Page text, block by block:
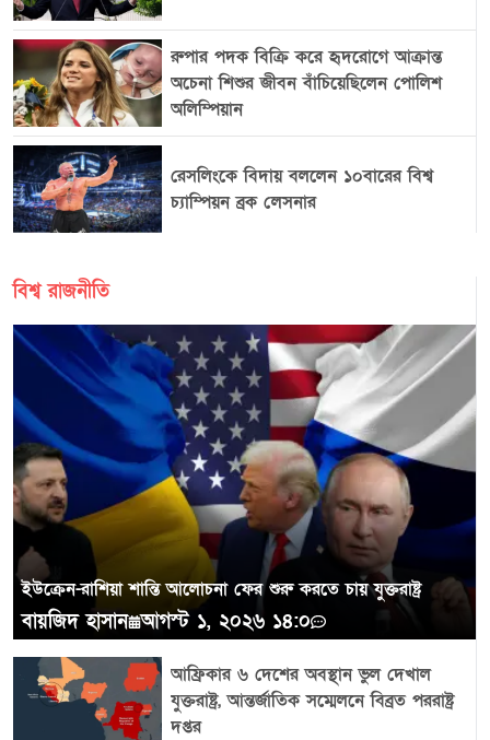
রুপার পদক বিক্রি করে হৃদরোগে আক্রান্ত
অচেনা শিশুর জীবন বাঁচিয়েছিলেন পোলিশ
অলিম্পিয়ান
রেসলিংকে বিদায় বললেন ১০বারের বিশ্ব
চ্যাম্পিয়ন ব্রক লেসনার
বিশ্ব রাজনীতি
ইউক্রেন-রাশিয়া শান্তি আলোচনা ফের শুরু করতে চায় যুক্তরাষ্ট্র
বায়জিদ হাসান আগস্ট ১, ২০২৬ ১৪:০
আফ্রিকার ৬ দেশের অবস্থান ভুল দেখাল
যুক্তরাষ্ট্র, আন্তর্জাতিক সম্মেলনে বিব্রত পররাষ্ট্র
দপ্তর